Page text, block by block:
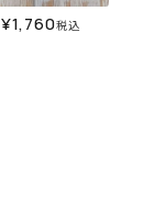
¥1,760税込